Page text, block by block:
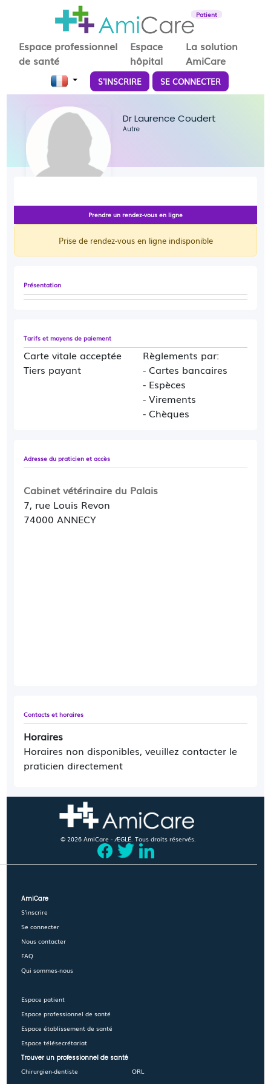
Patient
Espace professionnel
de santé
Espace
hôpital
La solution
AmiCare
S'INSCRIRE SE CONNECTER
Dr Laurence Coudert
Autre
Présentation
Tarifs et moyens de paiement
Carte vitale acceptée
Tiers payant
Règlements par:
- Cartes bancaires
- Espèces
- Virements
- Chèques
Adresse du praticien et accès
Cabinet vétérinaire du Palais
7, rue Louis Revon
74000 ANNECY
Contacts et horaires
Horaires
Horaires non disponibles, veuillez contacter le
praticien directement
Prendre un rendez-vous en ligne
Prise de rendez-vous en ligne indisponible
© 2026 AmiCare - ÆGLÉ. Tous droits réservés.
AmiCare
S'inscrire
Se connecter
Nous contacter
FAQ
Qui sommes-nous
Espace patient
Espace professionnel de santé
Espace établissement de santé
Espace télésecrétariat
Trouver un professionnel de santé
Chirurgien-dentiste
ORL